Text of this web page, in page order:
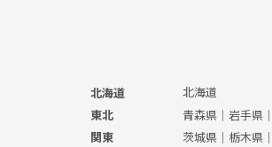
北海道
北海道
東北
青森県 ｜ 岩手県 ｜
関東
茨城県 ｜ 栃木県 ｜